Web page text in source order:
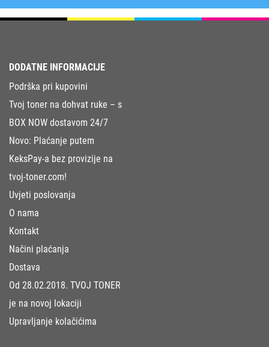
DODATNE INFORMACIJE
Podrška pri kupovini
Tvoj toner na dohvat ruke – s
BOX NOW dostavom 24/7
Novo: Plaćanje putem
KeksPay-a bez provizije na
tvoj-toner.com!
Uvjeti poslovanja
O nama
Kontakt
Načini plaćanja
Dostava
Od 28.02.2018. TVOJ TONER
je na novoj lokaciji
Upravljanje kolačićima